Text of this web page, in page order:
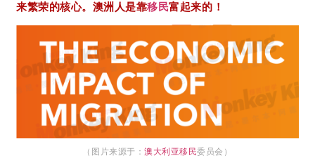
来繁荣的核心。澳洲人是靠移民富起来的！
（图片来源于：澳大利亚移民委员会）